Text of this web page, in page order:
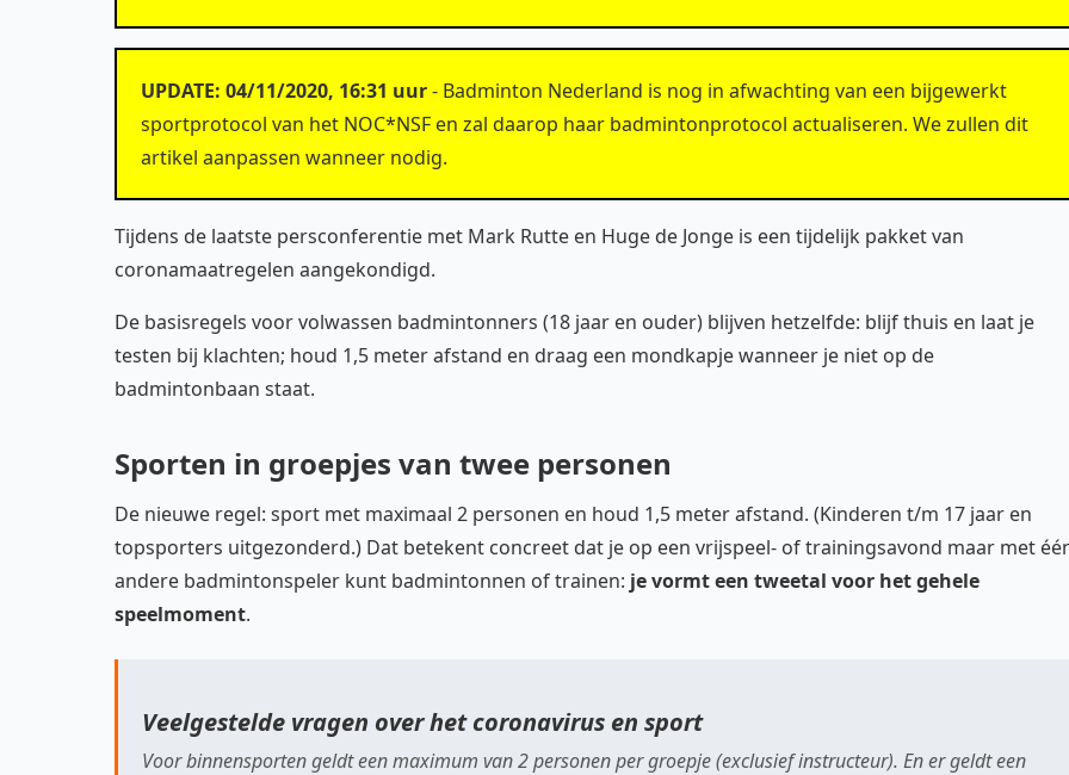
UPDATE: 04/11/2020, 16:31 uur- Badminton Nederland is nog in afwachting van een bijgewerkt
sportprotocol van het NOC*NSF en zal daarop haar badmintonprotocol actualiseren. We zullen dit
artikel aanpassen wanneer nodig.
Tijdens de laatste persconferentie met Mark Rutte en Huge de Jonge is een tijdelijk pakket van
coronamaatregelen aangekondigd.
De basisregels voor volwassen badmintonners (18 jaar en ouder) blijven hetzelfde: blijf thuis en laat je
testen bij klachten; houd 1,5 meter afstand en draag een mondkapje wanneer je niet op de
badmintonbaan staat.
Sporten in groepjes van twee personen
De nieuwe regel: sport met maximaal 2 personen en houd 1,5 meter afstand. (Kinderen t/m 17 jaar en
topsporters uitgezonderd.) Dat betekent concreet dat je op een vrijspeel- of trainingsavond maar met
andere badmintonspeler kunt badmintonnen of trainen: je vormt een tweetal voor het gehele
speelmoment.
Veelgestelde vragen over het coronavirus en sport
Voor binnensporten geldt een maximum van 2 personen per groepje (exclusief instructeur). En er geldt een